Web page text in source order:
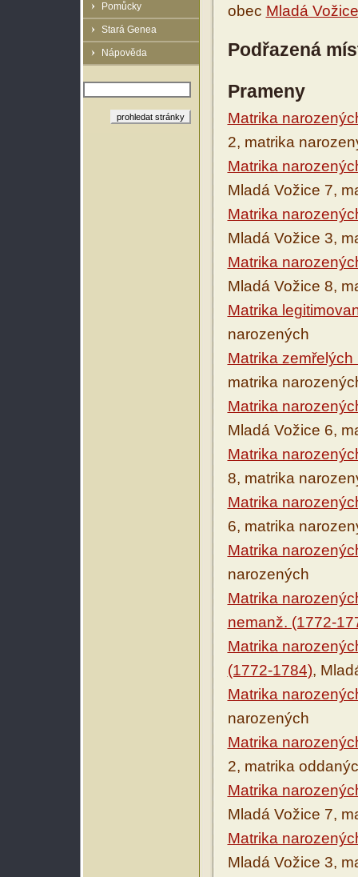
Pomůcky
Stará Genea
Nápověda
obec Mladá Vožice
Podřazená
Prameny
Matrika
2, matrika
Matrika
Mladá Vožice 7,
Matrika
Mladá Vožice 3,
Matrika
Mladá Vožice 8,
Matrika
narozených
Matrika
matrika
Matrika
Mladá Vožice 6,
Matrika
8, matrika
Matrika
6, matrika
Matrika
narozených
Matrika
nemanž. (1772-
Matrika
(1772-1784),
Matrika
narozených
Matrika
2, matrika
Matrika
Mladá Vožice 7,
Matrika
Mladá Vožice 3,